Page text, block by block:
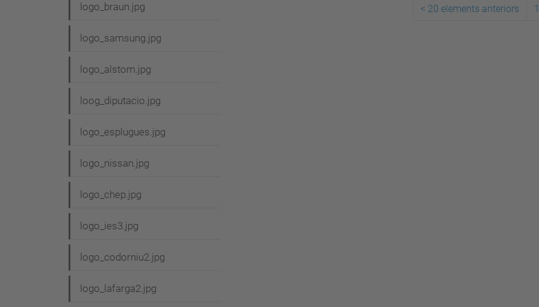
< 20 elements anteriors 1
logo_braun.jpg
logo_samsung.jpg
logo_alstom.jpg
loog_diputacio.jpg
logo_esplugues.jpg
logo_nissan.jpg
logo_chep.jpg
logo_ies3.jpg
logo_codorniu2.jpg
logo_lafarga2.jpg